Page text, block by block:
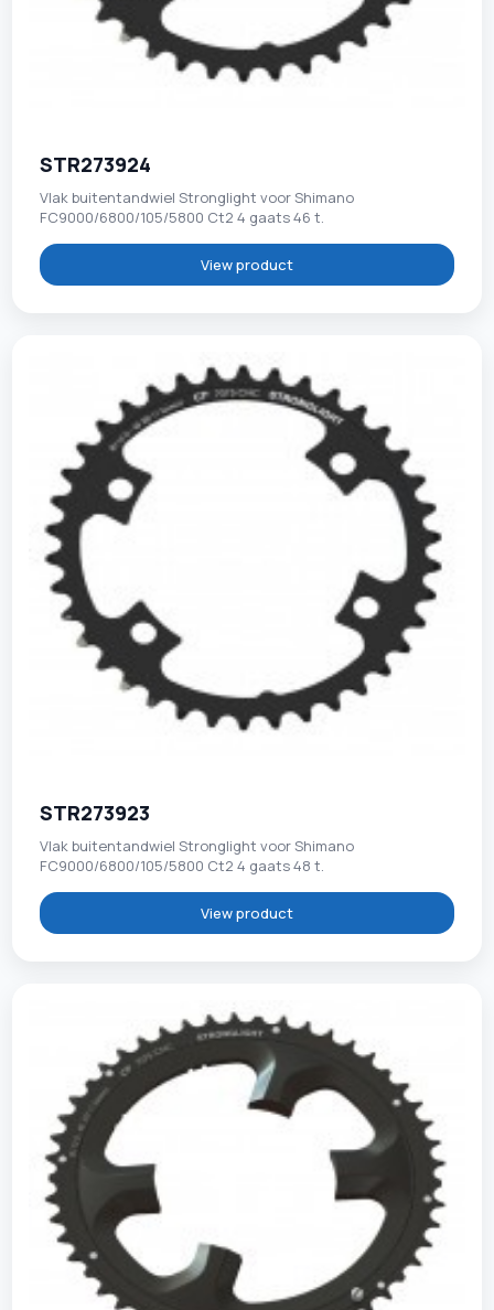
STR273924
Vlak buitentandwiel Stronglight voor Shimano
FC9000/6800/105/5800 Ct2 4 gaats 46 t.
View product
STR273923
Vlak buitentandwiel Stronglight voor Shimano
FC9000/6800/105/5800 Ct2 4 gaats 48 t.
View product